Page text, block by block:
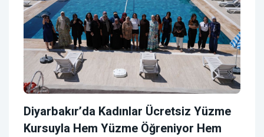
Diyarbakır’da Kadınlar Ücretsiz Yüzme
Kursuyla Hem Yüzme Öğreniyor Hem